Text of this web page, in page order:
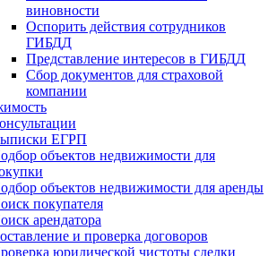
виновности
Оспорить действия сотрудников
ГИБДД
Представление интересов в ГИБДД
Сбор документов для страховой
компании
ЕГРП
объектов недвижимости для
объектов недвижимости для аренды
покупателя
арендатора
и проверка договоров
юридической чистоты сделки